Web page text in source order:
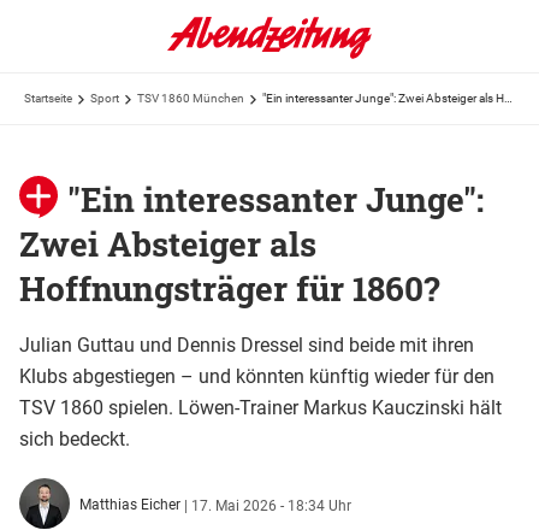
Startseite Sport TSV 1860 München
"Ein interessanter Junge":
Zwei Absteiger als
Hoffnungsträger für 1860?
Julian Guttau und Dennis Dressel sind beide mit ihren
Klubs abgestiegen – und könnten künftig wieder für den
TSV 1860 spielen. Löwen-Trainer Markus Kauczinski hält
sich bedeckt.
Matthias Eicher | 17. Mai 2026 - 18:34 Uhr